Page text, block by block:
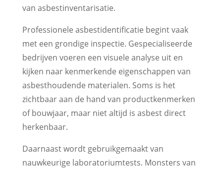
van asbestinventarisatie.
Professionele asbestidentificatie begint vaak
met een grondige inspectie. Gespecialiseerde
bedrijven voeren een visuele analyse uit en
kijken naar kenmerkende eigenschappen van
asbesthoudende materialen. Soms is het
zichtbaar aan de hand van productkenmerken
of bouwjaar, maar niet altijd is asbest direct
herkenbaar.
Daarnaast wordt gebruikgemaakt van
nauwkeurige laboratoriumtests. Monsters van